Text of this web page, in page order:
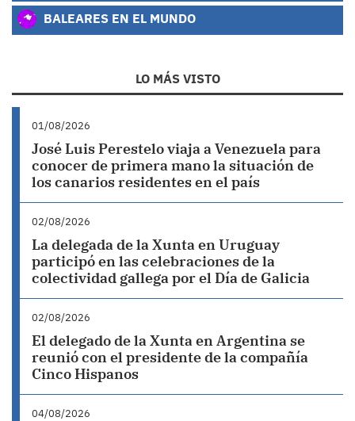
BALEARES EN EL MUNDO
LO MÁS VISTO
01/08/2026
José Luis Perestelo viaja a Venezuela para
conocer de primera mano la situación de
los canarios residentes en el país
02/08/2026
La delegada de la Xunta en Uruguay
participó en las celebraciones de la
colectividad gallega por el Día de Galicia
02/08/2026
El delegado de la Xunta en Argentina se
reunió con el presidente de la compañía
Cinco Hispanos
04/08/2026